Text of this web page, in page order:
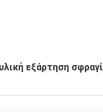
εξάρτηση